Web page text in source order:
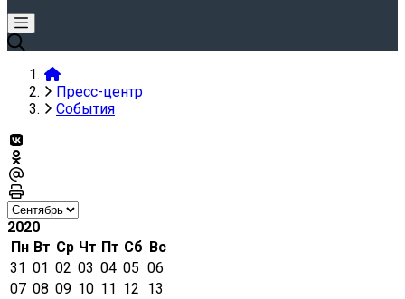
Пресс-центр
События
2020
Пн Вт Ср Чт Пт Сб Вс
31 01 02 03 04 05 06
07 08 09 10 11 12 13